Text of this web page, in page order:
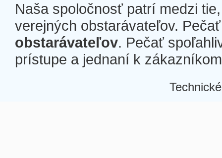
Naša spoločnosť patrí medzi
verejných obstarávateľov.
obstarávateľov. Pečať
prístupe a jednaní k